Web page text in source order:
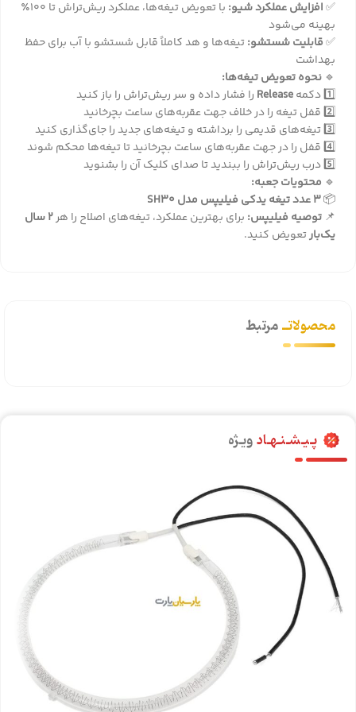
✅افزایش عملکرد شیو:
با تعویض تیغه‌ها، عملکرد ریش‌تراش تا 100٪
بهینه می‌شود
✅قابلیت شستشو:تیغه‌ها و هد کاملاً قابل شستشو با آب برای حفظ
بهداشت
🔹 نحوه تعویض تیغه‌ها:
1️⃣ دکمه
Release را فشار داده و سر ریش‌تراش را باز کنید
2️⃣ قفل تیغه را در خلاف جهت عقربه‌های ساعت بچرخانید
3️⃣ تیغه‌های قدیمی را برداشته و تیغه‌های جدید را جای‌گذاری کنید
4️⃣ قفل را در جهت عقربه‌های ساعت بچرخانید تا تیغه‌ها محکم شوند
5️⃣ درب ریش‌تراش را ببندید تا صدای کلیک آن را بشنوید
🔹 محتویات جعبه:
📦3 عدد تیغه یدکی فیلیپس مدل SH30
📌 توصیه فیلیپس: برای بهترین عملکرد، تیغه‌های اصلاح را هر 2 سال
یک‌بارتعویض کنید.
محصولاتــمرتبط
پـیـشـنـهـادویـژه